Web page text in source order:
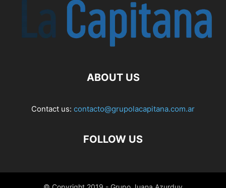
ABOUT US
Contact us: contacto@grupolacapitana.com.ar
FOLLOW US